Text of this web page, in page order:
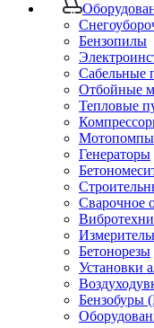
Бензопилы
Сабельные
Отбойные
Тепловые
Мотопомпы
Генераторы
Сварочное
Бетонорезы
Установки
Бензобуры